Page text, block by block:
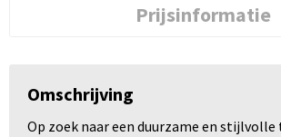
Prijsinformatie
Omschrijving
Op zoek naar een duurzame en stijlvolle